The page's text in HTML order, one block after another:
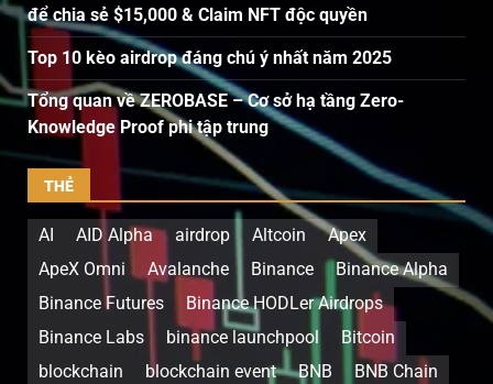
để chia sẻ $15,000 & Claim NFT độc quyền
Top 10 kèo airdrop đáng chú ý nhất năm 2025
Tổng quan về ZEROBASE – Cơ sở hạ tầng Zero-
Knowledge Proof phi tập trung
THẺ
AI AID Alpha airdrop Altcoin
Apex
ApeX Omni
Avalanche Binance
Binance Alpha
Binance Futures
Binance HODLer Airdrops
Binance Labs
binance launchpool
Bitcoin
blockchain
blockchain event BNB
BNB Chain